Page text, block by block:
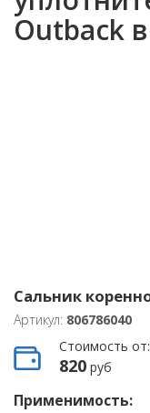
Outback
Сальник
Артикул: 806786040
Стоимость от:
820 руб
Применимость: